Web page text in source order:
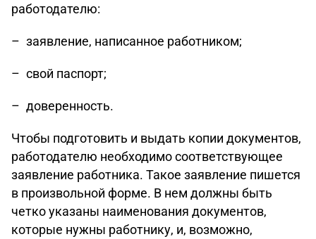
работодателю:
– заявление, написанное работником;
– свой паспорт;
– доверенность.
Чтобы подготовить и выдать копии документов,
работодателю необходимо соответствующее
заявление работника. Такое заявление пишется
в произвольной форме. В нем должны быть
четко указаны наименования документов,
которые нужны работнику, и, возможно,